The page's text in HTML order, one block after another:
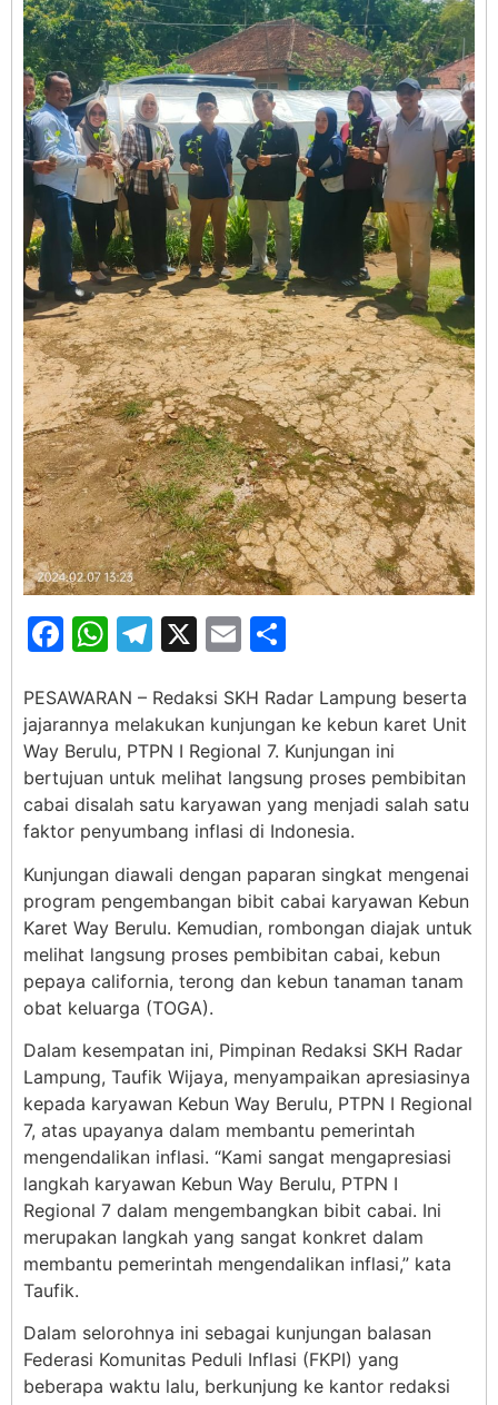
Facebook
WhatsApp
Telegram
X Email
PESAWARAN – Redaksi SKH Radar Lampung beserta
jajarannya melakukan kunjungan ke kebun karet Unit
Way Berulu, PTPN I Regional 7. Kunjungan ini
bertujuan untuk melihat langsung proses pembibitan
cabai disalah satu karyawan yang menjadi salah satu
faktor penyumbang inflasi di Indonesia.
Kunjungan diawali dengan paparan singkat mengenai
program pengembangan bibit cabai karyawan Kebun
Karet Way Berulu. Kemudian, rombongan diajak untuk
melihat langsung proses pembibitan cabai, kebun
pepaya california, terong dan kebun tanaman tanam
obat keluarga (TOGA).
Dalam kesempatan ini, Pimpinan Redaksi SKH Radar
Lampung, Taufik Wijaya, menyampaikan apresiasinya
kepada karyawan Kebun Way Berulu, PTPN I Regional
7, atas upayanya dalam membantu pemerintah
mengendalikan inflasi. “Kami sangat mengapresiasi
langkah karyawan Kebun Way Berulu, PTPN I
Regional 7 dalam mengembangkan bibit cabai. Ini
merupakan langkah yang sangat konkret dalam
membantu pemerintah mengendalikan inflasi,” kata
Taufik.
Dalam selorohnya ini sebagai kunjungan balasan
Federasi Komunitas Peduli Inflasi (FKPI) yang
beberapa waktu lalu, berkunjung ke kantor redaksi